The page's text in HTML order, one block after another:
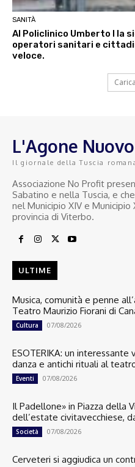
SANITÀ
Al Policlinico Umberto I la
operatori sanitari e
veloce.
L'Agone Nuovo
Il giornale della Tuscia
Associazione No Profit
Sabatino e nella Tuscia, e
nel Municipio XIV e
provincia di Viterbo.
ULTIME
Musica, comunità e penne
Teatro Maurizio Fiorani di
Cultura 07/08/2026
ESOTERIKA: un interessante
danza e antichi rituali al
Eventi 07/08/2026
Il Padellone» in Piazza della
dell’estate civitavecchiese,
Società 07/08/2026
Cerveteri si aggiudica un